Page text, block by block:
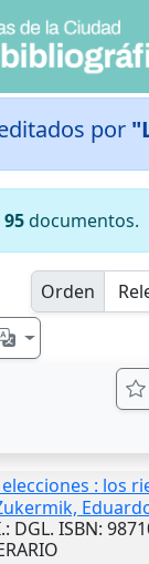
por
95documentos.
Orden
: los
: DGL. ISBN: